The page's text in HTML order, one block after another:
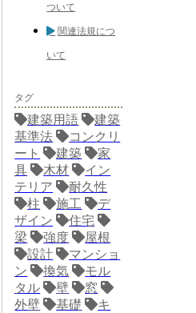
ついて
関連法規につ
いて
タグ
建築用語
建築
基準法
コンクリ
ート
建築
家
具
木材
イン
テリア
耐久性
柱
施工
デ
ザイン
住宅
梁
強度
屋根
設計
マンショ
ン
換気
モル
タル
壁
窓
外壁
基礎
キ